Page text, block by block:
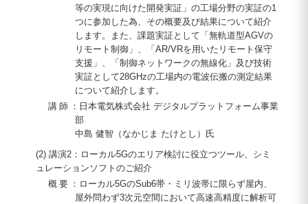
等の実現に向けた開発実証」の工場分野の実証の1
つに参加した為、その概要及び結果について紹介
します。また、課題実証として「無軌道型AGVの
リモート制御」、「AR/VRを用いたリモート保守
支援」、「制御ネットワークの無線化」及び技術
実証として28GHzの工場内の電波伝搬の測定結果
について紹介します。
講師 ：日本電気株式会社 デジタルプラットフォーム事業
部
中島 健智（なかじま たけとし）氏
(2) 講演2：ローカル5Gのエリア検討に役立つツール、シミ
ュレーションソフトのご紹介
概要 ：ローカル5GのSub6帯・ミリ波帯に限らず屋内、
屋外問わず3次元空間において高速高精度に解析可